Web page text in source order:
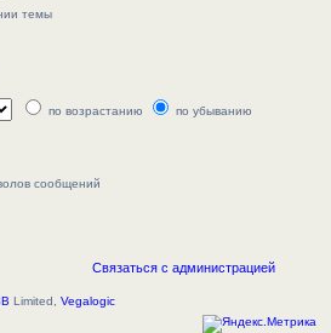
темы
по возрастанию
по убыванию
сообщений
Связаться с администрацией
Limited, Vegalogic